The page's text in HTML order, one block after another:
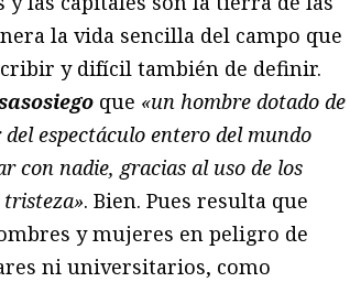
la vida sencilla del campo que
y difícil también de definir.
que «un hombre dotado de
espectáculo entero del mundo
con nadie, gracias al uso de los
tristeza». Bien. Pues resulta que
y mujeres en peligro de
ni universitarios, como